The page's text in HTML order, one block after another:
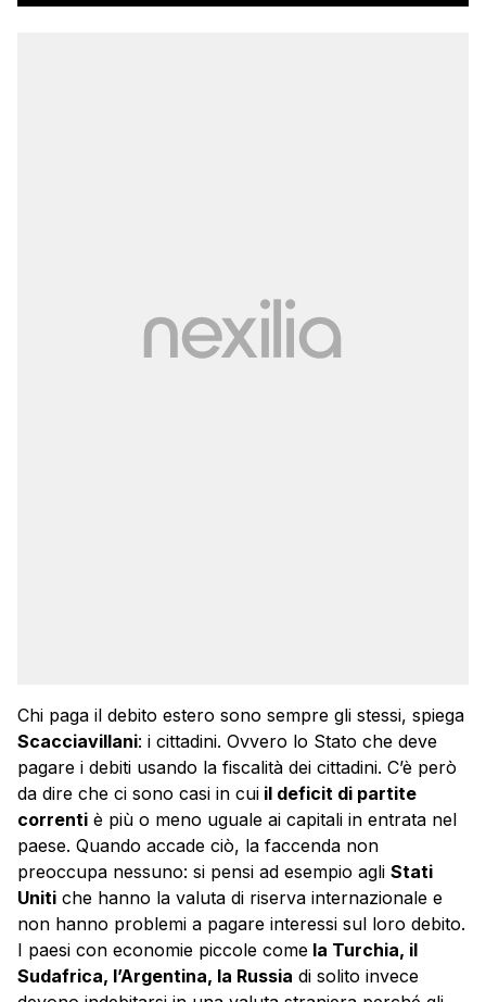
Chi paga il debito estero sono sempre gli stessi, spiega
Scacciavillani: i cittadini. Ovvero lo Stato che deve
pagare i debiti usando la fiscalità dei cittadini. C’è però
da dire che ci sono casi in cui il deficit di partite
correnti è più o meno uguale ai capitali in entrata nel
paese. Quando accade ciò, la faccenda non
preoccupa nessuno: si pensi ad esempio agli Stati
Uniti che hanno la valuta di riserva internazionale e
non hanno problemi a pagare interessi sul loro debito.
I paesi con economie piccole come la Turchia, il
Sudafrica, l’Argentina, la Russia di solito invece